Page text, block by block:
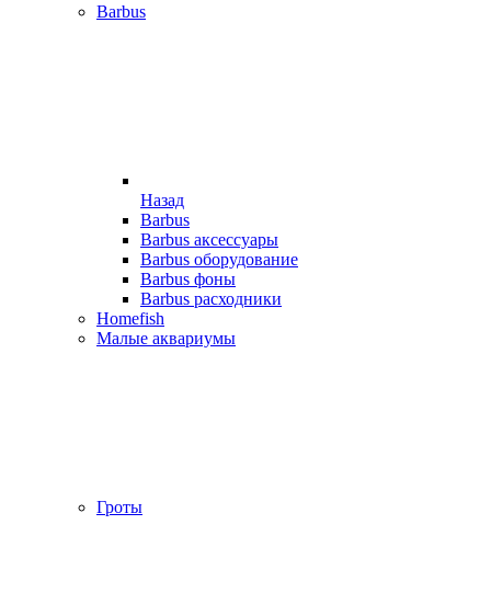
Barbus
Назад
Barbus
Barbus аксессуары
Barbus оборудование
Barbus фоны
Barbus расходники
Homefish
Малые аквариумы
Гроты